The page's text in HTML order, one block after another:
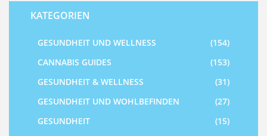
KATEGORIEN
GESUNDHEIT UND WELLNESS
(154)
CANNABIS GUIDES
(153)
GESUNDHEIT & WELLNESS
(31)
GESUNDHEIT UND WOHLBEFINDEN
(27)
GESUNDHEIT
(15)